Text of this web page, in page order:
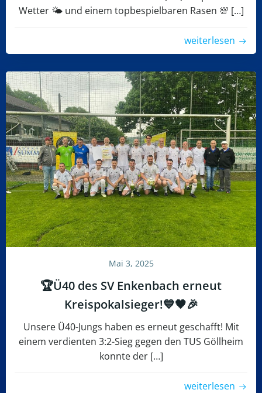
Wetter 🌤️ und einem topbespielbaren Rasen 💯 […]
weiterlesen
Mai 3, 2025
🏆Ü40 des SV Enkenbach erneut
Kreispokalsieger!💙🖤🎉
Unsere Ü40-Jungs haben es erneut geschafft! Mit
einem verdienten 3:2-Sieg gegen den TUS Göllheim
konnte der […]
weiterlesen